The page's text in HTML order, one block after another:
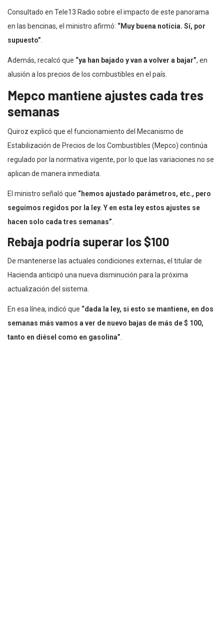
Consultado en Tele13 Radio sobre el impacto de este panorama
en las bencinas, el ministro afirmó: “Muy buena noticia. Sí, por
supuesto”
Además, recalcó que “ya han bajado y van a volver a bajar”, en
alusión a los precios de los combustibles en el país.
Mepco mantiene ajustes cada tres
semanas
Quiroz explicó que el funcionamiento del Mecanismo de
Estabilización de Precios de los Combustibles (Mepco) continúa
regulado por la normativa vigente, por lo que las variaciones no se
aplican de manera inmediata.
El ministro señaló que “hemos ajustado parámetros, etc., pero
seguimos regidos por la ley. Y en esta ley estos ajustes se
hacen solo cada tres semanas”
Rebaja podría superar los $100
De mantenerse las actuales condiciones externas, el titular de
Hacienda anticipó una nueva disminución para la próxima
actualización del sistema.
En esa línea, indicó que “dada la ley, si esto se mantiene, en dos
semanas más vamos a ver de nuevo bajas de más de $ 100,
tanto en diésel como en gasolina”